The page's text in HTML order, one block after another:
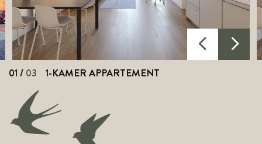
01 / 03 1-KAMER APPARTEMENT